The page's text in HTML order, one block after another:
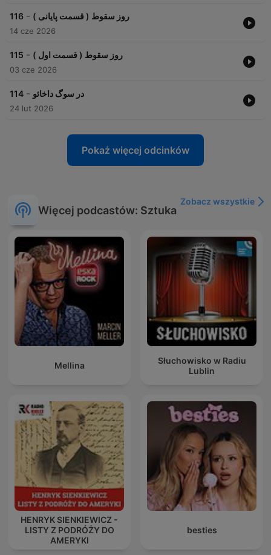
116 - روز سقوط ( قسمت پایانی )
14 cze 2026
115 - روز سقوط ( قسمت اول )
03 cze 2026
114 - در سوگ داخائو
24 lut 2026
Pokaż więcej odcinków
Więcej podcastów: Sztuka
Zobacz wszystkie
Mellina
Słuchowisko w Radiu
Lublin
HENRYK SIENKIEWICZ -
LISTY Z PODRÓŻY DO
AMERYKI
besties